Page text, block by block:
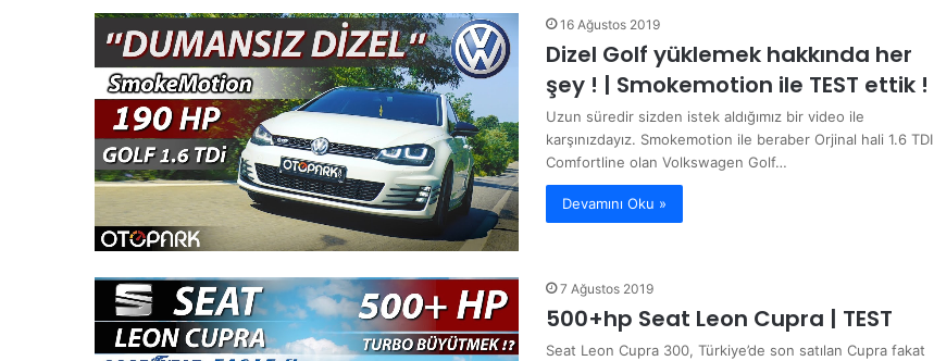
16 Ağustos 2019
Dizel Golf yüklemek hakkında her
şey ! | Smokemotion ile TEST ettik !
Uzun süredir sizden istek aldığımız bir video ile
karşınızdayız. Smokemotion ile beraber Orjinal hali 1.6 TDI
Comfortline olan Volkswagen Golf…
Devamını Oku »
7 Ağustos 2019
500+hp Seat Leon Cupra | TEST
Seat Leon Cupra 300, Türkiye’de son satılan Cupra fakat